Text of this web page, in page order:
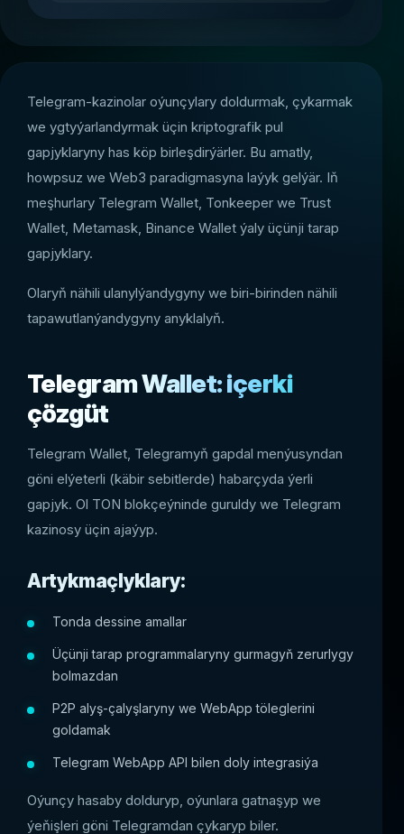
Telegram-kazinolar oýunçylary doldurmak, çykarmak
we ygtyýarlandyrmak üçin kriptografik pul
gapjyklaryny has köp birleşdirýärler. Bu amatly,
howpsuz we Web3 paradigmasyna laýyk gelýär. Iň
meşhurlary Telegram Wallet, Tonkeeper we Trust
Wallet, Metamask, Binance Wallet ýaly üçünji tarap
gapjyklary.
Olaryň nähili ulanylýandygyny we biri-birinden nähili
tapawutlanýandygyny anyklalyň.
Telegram Wallet: içerki
çözgüt
Telegram Wallet, Telegramyň gapdal menýusyndan
göni elýeterli (käbir sebitlerde) habarçyda ýerli
gapjyk. Ol TON blokçeýninde guruldy we Telegram
kazinosy üçin ajaýyp.
Artykmaçlyklary:
Tonda dessine amallar
Üçünji tarap programmalaryny gurmagyň zerurlygy
bolmazdan
P2P alyş-çalyşlaryny we WebApp töleglerini
goldamak
Telegram WebApp API bilen doly integrasiýa
Oýunçy hasaby dolduryp, oýunlara gatnaşyp we
ýeňişleri göni Telegramdan çykaryp biler.